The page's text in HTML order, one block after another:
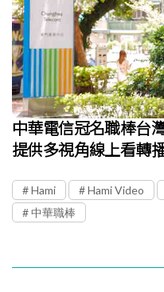
中華電信冠名職棒台
提供多視角線上看轉
Hami Hami Video
中華職棒